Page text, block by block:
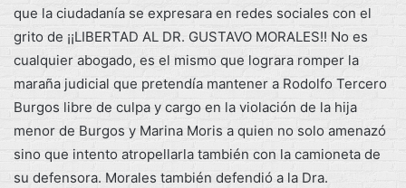
que la ciudadanía se expresara en redes sociales con el
grito de ¡¡LIBERTAD AL DR. GUSTAVO MORALES!! No es
cualquier abogado, es el mismo que lograra romper la
maraña judicial que pretendía mantener a Rodolfo Tercero
Burgos libre de culpa y cargo en la violación de la hija
menor de Burgos y Marina Moris a quien no solo amenazó
sino que intento atropellarla también con la camioneta de
su defensora. Morales también defendió a la Dra.